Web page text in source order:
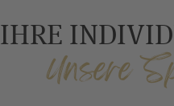
IHRE
Unsere